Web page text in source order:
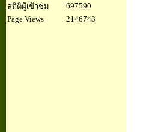
สถิติผู้เข้าชม
697590
Page Views
2146743